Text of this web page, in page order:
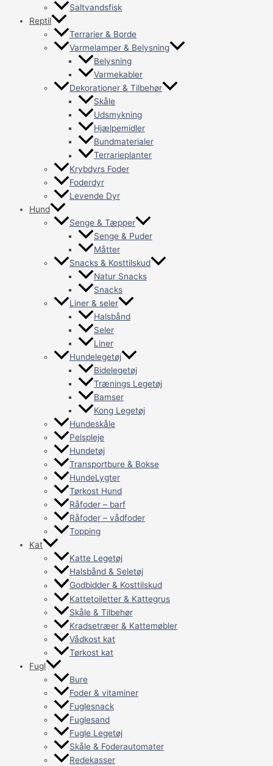
Saltvandsfisk
Reptil
Terrarier & Borde
Varmelamper & Belysning
Belysning
Varmekabler
Dekorationer & Tilbehør
Skåle
Udsmykning
Hjælpemidler
Bundmaterialer
Terrarieplanter
Krybdyrs Foder
Foderdyr
Levende Dyr
Hund
Senge & Tæpper
Senge & Puder
Måtter
Snacks & Kosttilskud
Natur Snacks
Snacks
Liner & seler
Halsbånd
Seler
Liner
Hundelegetøj
Bidelegetøj
Trænings Legetøj
Bamser
Kong Legetøj
Hundeskåle
Pelspleje
Hundetøj
Transportbure & Bokse
HundeLygter
Tørkost Hund
Råfoder – barf
Råfoder – vådfoder
Topping
Kat
Katte Legetøj
Halsbånd & Seletøj
Godbidder & Kosttilskud
Kattetoiletter & Kattegrus
Skåle & Tilbehør
Kradsetræer & Kattemøbler
Vådkost kat
Tørkost kat
Fugl
Bure
Foder & vitaminer
Fuglesnack
Fuglesand
Fugle Legetøj
Skåle & Foderautomater
Redekasser